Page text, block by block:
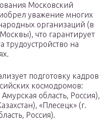
Московский
уважение многих
организаций (в
что гарантирует
трудоустройство на
подготовку кадров
космодромов:
область, Россия),
«Плесецк» (г.
Россия).